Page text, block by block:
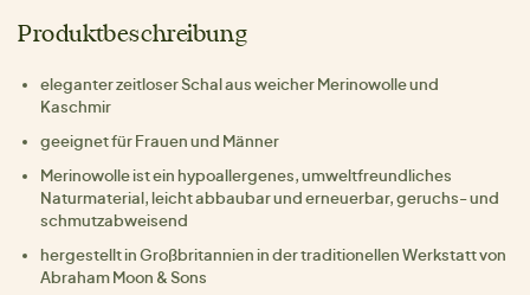
Produktbeschreibung
eleganter zeitloser Schal aus weicher Merinowolle und
Kaschmir
geeignet für Frauen und Männer
Merinowolle ist ein hypoallergenes, umweltfreundliches
Naturmaterial, leicht abbaubar und erneuerbar, geruchs- und
schmutzabweisend
hergestellt in Großbritannien in der traditionellen Werkstatt von
Abraham Moon & Sons